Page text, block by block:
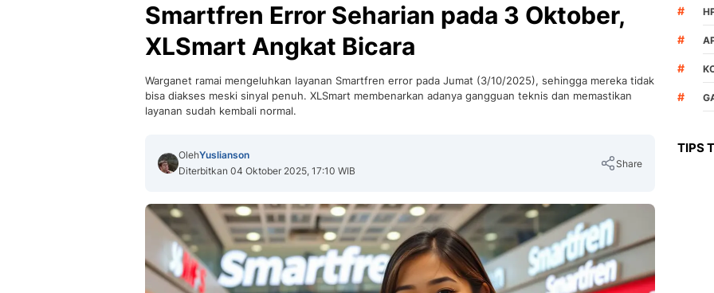
Smartfren Error Seharian pada 3 Oktober,
XLSmart Angkat Bicara
Warganet ramai mengeluhkan layanan Smartfren error pada Jumat (3/10/2025), sehingga mereka tidak
bisa diakses meski sinyal penuh. XLSmart membenarkan adanya gangguan teknis dan memastikan
layanan sudah kembali normal.
OlehYuslianson
Diterbitkan 04 Oktober 2025, 17:10 WIB
Share
Copy Link
#
#
#
#
TIPS